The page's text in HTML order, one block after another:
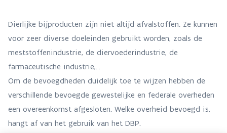
Dierlijke bijproducten zijn niet altijd afvalstoffen. Ze kunnen
voor zeer diverse doeleinden gebruikt worden, zoals de
meststoffenindustrie, de diervoederindustrie, de
farmaceutische industrie,…
Om de bevoegdheden duidelijk toe te wijzen hebben de
verschillende bevoegde gewestelijke en federale overheden
een overeenkomst afgesloten. Welke overheid bevoegd is,
hangt af van het gebruik van het DBP.